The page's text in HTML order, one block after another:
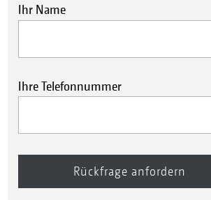
Ihr Name
Ihre Telefonnummer